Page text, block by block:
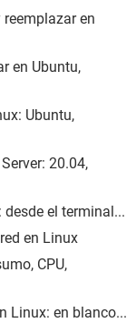
en
en Ubuntu,
Ubuntu,
20.04,
desde el terminal...
en Linux
CPU,
Linux: en blanco...